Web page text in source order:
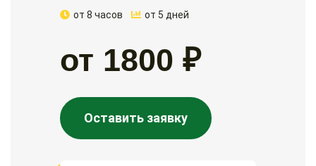
от 8 часов от 5 дней
от 1800 ₽
Оставить заявку